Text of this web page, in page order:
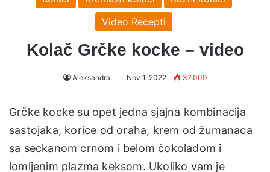
Video Recepti
Kolač Grčke kocke – video
Aleksandra Nov 1, 2022 37,009
Grčke kocke su opet jedna sjajna kombinacija
sastojaka, korice od oraha, krem od žumanaca
sa seckanom crnom i belom čokoladom i
lomljenim plazma keksom. Ukoliko vam je